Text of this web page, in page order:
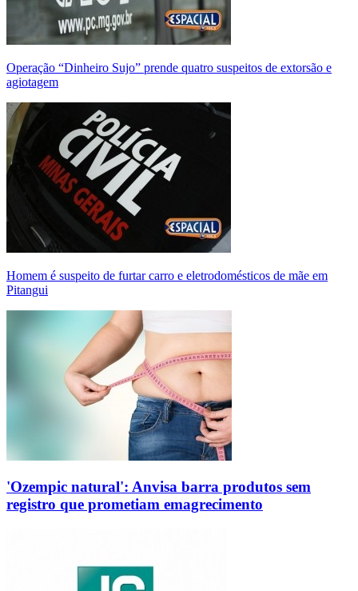
Operação “Dinheiro Sujo” prende quatro suspeitos de extorsão e
agiotagem
Homem é suspeito de furtar carro e eletrodomésticos de mãe em
Pitangui
'Ozempic natural': Anvisa barra produtos sem
registro que prometiam emagrecimento